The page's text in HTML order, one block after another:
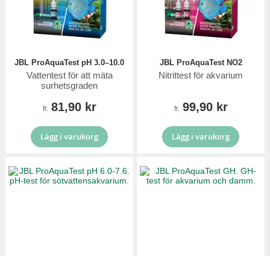
JBL ProAquaTest pH 3.0–10.0
Vattentest för att mäta
surhetsgraden
fr. 81,90 kr
Lägg i varukorg
JBL ProAquaTest NO2
Nitrittest för akvarium
fr. 99,90 kr
Lägg i varukorg